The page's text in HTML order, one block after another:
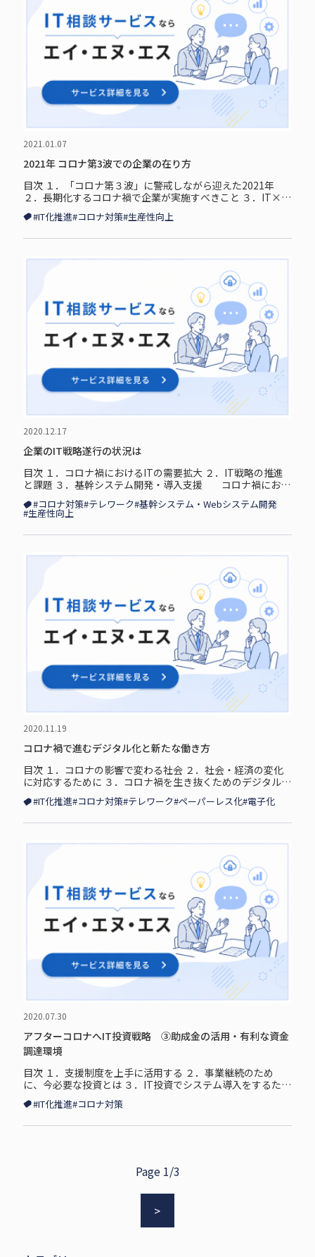
2021.01.07
2021年 コロナ第3波での企業の在り方
目次 １．「コロナ第３波」に警戒しながら迎えた2021年
２．長期化するコロナ禍で企業が実施すべきこと ３．IT×サ
ービス展開の基盤をつくる ４．ITを用いたビジネス展開・シ
ステム開発のために 「コ...
#IT化推進#コロナ対策#生産性向上
2020.12.17
企業のIT戦略遂行の状況は
目次 １．コロナ禍におけるITの需要拡大 ２．IT戦略の推進
と課題 ３．基幹システム開発・導入支援 コロナ禍におけ
るITの需要拡大 2020年は、コロナウィルスの感染拡大の影
響から、各...
#コロナ対策#テレワーク#基幹システム・Webシステム開発
#生産性向上
2020.11.19
コロナ禍で進むデジタル化と新たな働き方
目次 １．コロナの影響で変わる社会 ２．社会・経済の変化
に対応するために ３．コロナ禍を生き抜くためのデジタル化
コロナの影響で変わる社会 新型コロナウィルスにより多
くの企業が窮地に立...
#IT化推進#コロナ対策#テレワーク#ペーパーレス化#電子化
2020.07.30
アフターコロナへIT投資戦略 ③助成金の活用・有利な資金
調達環境
目次 １．支援制度を上手に活用する ２．事業継続のため
に、今必要な投資とは ３．IT投資でシステム導入をするため
拡大により、経済は...
#IT化推進#コロナ対策
Page 1/3
>